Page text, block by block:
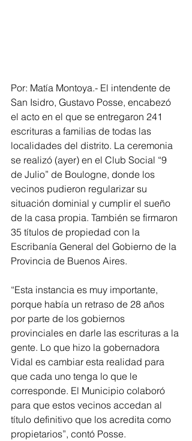
Por: Matía Montoya.- El intendente de
San Isidro, Gustavo Posse, encabezó
el acto en el que se entregaron 241
escrituras a familias de todas las
localidades del distrito. La ceremonia
se realizó (ayer) en el Club Social “9
de Julio” de Boulogne, donde los
vecinos pudieron regularizar su
situación dominial y cumplir el sueño
de la casa propia. También se firmaron
35 títulos de propiedad con la
Escribanía General del Gobierno de la
Provincia de Buenos Aires.
“Esta instancia es muy importante,
porque había un retraso de 28 años
por parte de los gobiernos
provinciales en darle las escrituras a la
gente. Lo que hizo la gobernadora
Vidal es cambiar esta realidad para
que cada uno tenga lo que le
corresponde. El Municipio colaboró
para que estos vecinos accedan al
título definitivo que los acredita como
propietarios”, contó Posse.